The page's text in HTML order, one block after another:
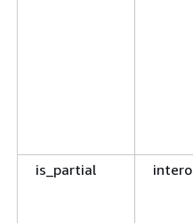
is_partial
intero